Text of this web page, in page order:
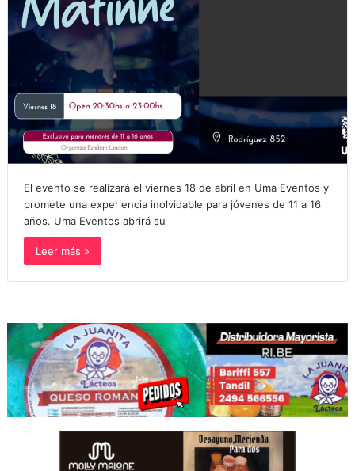
El evento se realizará el viernes 18 de abril en Uma Eventos y
promete una experiencia inolvidable para jóvenes de 11 a 16
años. Uma Eventos abrirá su
Leer más »